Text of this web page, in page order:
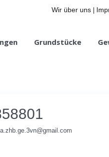
Wir über uns
Grundstücke